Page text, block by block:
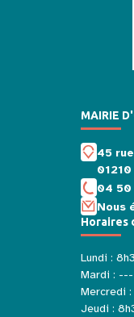
MAIRIE
45
01210
04
Nous
Horaires
Lundi :
Mardi : ---
Mercredi :
Jeudi :